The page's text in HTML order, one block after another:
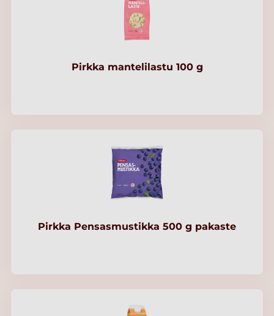
Pirkka mantelilastu 100 g
Pirkka Pensasmustikka 500 g pakaste